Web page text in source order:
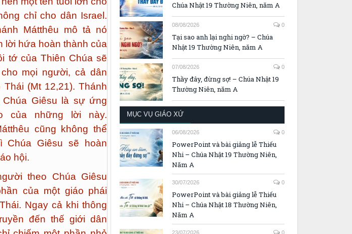
một tên tuổi lớn cho
chỉ cho dân Israel.
Mátthêu mô tả nó
lời hứa hoàn thành của
tớ của Thiên Chúa sẽ
mọi người, cả dân
(Mt 12,21). Thánh
Chúa Giêsu là sự ứng
của những lời này.
cũng không thể
Giêsu sẽ hoàn
hội.
theo Chúa Giêsu
của một giáo phái
Ngay cả khi thông
08/08/2026
Cứ yên tâm, Thầy đây đừng sợ –
Chúa Nhật 19 Thường Niên, năm A
08/08/2026
Tại sao anh lại nghi ngờ? – Chúa
Nhật 19 Thường Niên, năm A
07/08/2026
Thầy đây, đừng sợ! – Chúa Nhật 19
Thường Niên, năm A
MỤC VỤ GIÁO XỨ
06/08/2026
PowerPoint và bài giảng lễ Thiếu
Nhi – Chúa Nhật 19 Thường Niên,
Năm A
30/07/2026
PowerPoint và bài giảng lễ Thiếu
Nhi – Chúa Nhật 18 Thường Niên,